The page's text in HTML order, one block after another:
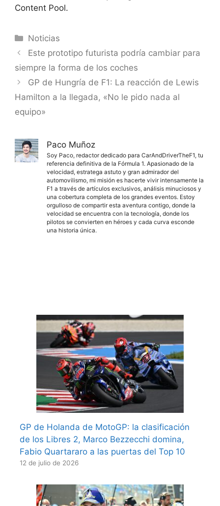
Content Pool.
Categorías
Noticias
Este prototipo futurista podría cambiar para
siempre la forma de los coches
GP de Hungría de F1: La reacción de Lewis
Hamilton a la llegada, «No le pido nada al
equipo»
Paco Muñoz
Soy Paco, redactor dedicado para CarAndDriverTheF1, tu
referencia definitiva de la Fórmula 1. Apasionado de la
velocidad, estratega astuto y gran admirador del
automovilismo, mi misión es hacerte vivir intensamente la
F1 a través de artículos exclusivos, análisis minuciosos y
una cobertura completa de los grandes eventos. Estoy
orgulloso de compartir esta aventura contigo, donde la
velocidad se encuentra con la tecnología, donde los
pilotos se convierten en héroes y cada curva esconde
una historia única.
GP de Holanda de MotoGP: la clasificación
de los Libres 2, Marco Bezzecchi domina,
Fabio Quartararo a las puertas del Top 10
12 de julio de 2026